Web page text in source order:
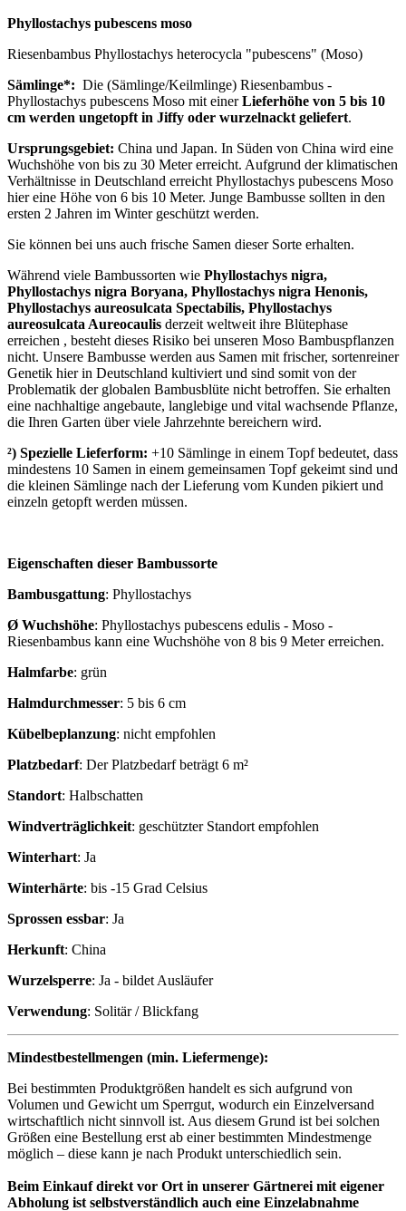
Phyllostachys pubescens moso
Riesenbambus Phyllostachys heterocycla "pubescens" (Moso)
Sämlinge*: Die (Sämlinge/Keilmlinge) Riesenbambus -
Phyllostachys pubescens Moso mit einerLieferhöhe von 5 bis 10
cm werden ungetopft in Jiffy oder wurzelnackt geliefert.
Ursprungsgebiet: China und Japan. In Süden von China wird eine
Wuchshöhe von bis zu 30 Meter erreicht. Aufgrund der klimatischen
Verhältnisse in Deutschland erreicht Phyllostachys pubescens Moso
hier eine Höhe von 6 bis 10 Meter. Junge Bambusse sollten in den
ersten 2 Jahren im Winter geschützt werden.
Sie können bei uns auch frische Samen dieser Sorte erhalten.
Während viele Bambussorten wie Phyllostachys nigra,
Phyllostachys nigra Boryana, Phyllostachys nigra Henonis,
Phyllostachys aureosulcata Spectabilis, Phyllostachys
aureosulcata Aureocaulis derzeit weltweit ihre Blütephase
erreichen , besteht dieses Risiko bei unseren Moso Bambuspflanzen
nicht. Unsere Bambusse werden aus Samen mit frischer, sortenreiner
Genetik hier in Deutschland kultiviert und sind somit von der
Problematik der globalen Bambusblüte nicht betroffen. Sie erhalten
eine nachhaltige angebaute, langlebige und vital wachsende Pflanze,
die Ihren Garten über viele Jahrzehnte bereichern wird.
²) Spezielle Lieferform: +10 Sämlinge in einem Topf bedeutet, dass
mindestens 10 Samen in einem gemeinsamen Topf gekeimt sind und
die kleinen Sämlinge nach der Lieferung vom Kunden pikiert und
einzeln getopft werden müssen.
Eigenschaften dieser Bambussorte
Bambusgattung: Phyllostachys
Ø Wuchshöhe: Phyllostachys pubescens edulis - Moso -
Riesenbambus kann eine Wuchshöhe von 8 bis 9 Meter erreichen.
Halmfarbe: grün
Halmdurchmesser: 5 bis 6 cm
Kübelbeplanzung: nicht empfohlen
Platzbedarf: Der Platzbedarf beträgt 6 m²
Standort: Halbschatten
Windverträglichkeit: geschützter Standort empfohlen
Winterhart: Ja
Winterhärte: bis -15 Grad Celsius
Sprossen essbar: Ja
Herkunft: China
Wurzelsperre: Ja - bildet Ausläufer
Verwendung: Solitär / Blickfang
Mindestbestellmengen (min. Liefermenge):
Bei bestimmten Produktgrößen handelt es sich aufgrund von
Volumen und Gewicht um Sperrgut, wodurch ein Einzelversand
wirtschaftlich nicht sinnvoll ist. Aus diesem Grund ist bei solchen
Größen eine Bestellung erst ab einer bestimmten Mindestmenge
möglich – diese kann je nach Produkt unterschiedlich sein.
Beim Einkauf direkt vor Ort in unserer Gärtnerei mit eigener
Abholung ist selbstverständlich auch eine Einzelabnahme